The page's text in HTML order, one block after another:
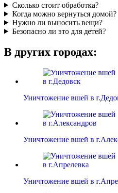
Сколько стоит обработка?
Когда можно вернуться домой?
Нужно ли выносить вещи?
Безопасно ли это для детей?
В других городах:
Уничтожение вшей в
Уничтожение вшей в
Уничтожение вшей в